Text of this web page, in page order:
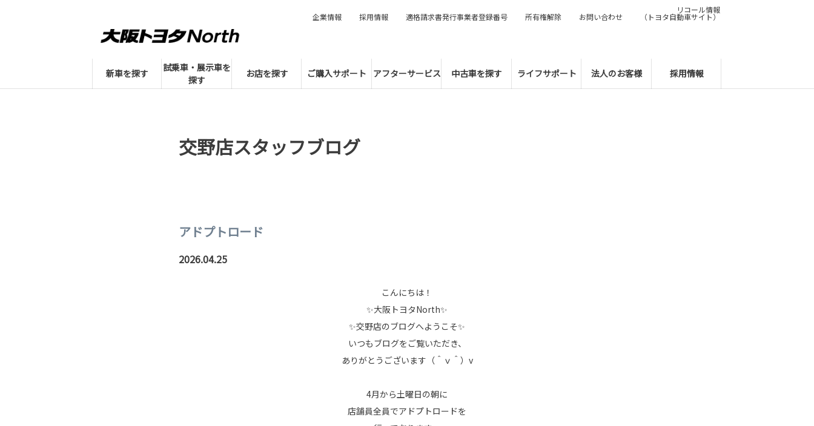
新車を探す
試乗車・展示車を
探す
お店を探す ご購入サポート アフターサービス 中古車を探す ライフサポート 法人のお客様 採用情報
企業情報 採用情報 適格請求書発行事業者登録番号 所有権解除 お問い合わせ
リコール情報
（トヨタ自動車サイト）
交野店スタッフブログ
アドプトロード
2026.04.25
こんにちは！
✨大阪トヨタNorth✨
✨交野店のブログへようこそ✨
いつもブログをご覧いただき、
ありがとうございます（＾ｖ＾）v
4月から土曜日の朝に
店舗員全員でアドプトロードを